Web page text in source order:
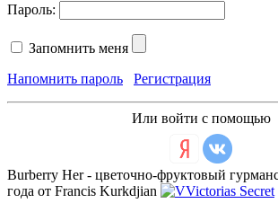
Пароль:
Запомнить меня
Напомнить пароль
Регистрация
Или войти с помощью
Burberry Her - цветочно-фруктовый
года от Francis Kurkdjian